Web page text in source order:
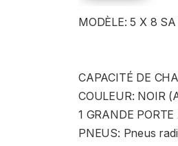
MODÈLE: 5 X 8
CAPACITÉ DE
COULEUR: NOIR
1 GRANDE
PNEUS: Pneus